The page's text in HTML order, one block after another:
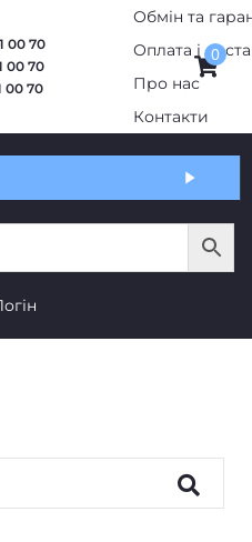
Обмін та
Оплата і
Про нас
Контакти
00 70
00 70
00 70
0